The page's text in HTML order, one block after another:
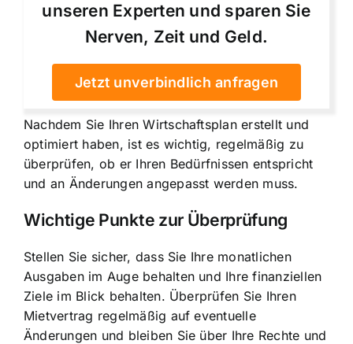
unseren Experten und sparen Sie
Nerven, Zeit und Geld.
Jetzt unverbindlich anfragen
Nachdem Sie Ihren Wirtschaftsplan erstellt und
optimiert haben, ist es wichtig, regelmäßig zu
überprüfen, ob er Ihren Bedürfnissen entspricht
und an Änderungen angepasst werden muss.
Wichtige Punkte zur Überprüfung
Stellen Sie sicher, dass Sie Ihre monatlichen
Ausgaben im Auge behalten und Ihre finanziellen
Ziele im Blick behalten. Überprüfen Sie Ihren
Mietvertrag regelmäßig auf eventuelle
Änderungen und bleiben Sie über Ihre Rechte und